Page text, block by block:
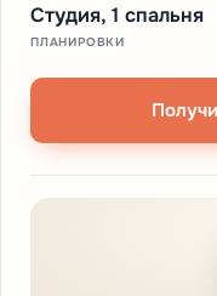
Студия, 1 спальня
ПЛАНИРОВКИ